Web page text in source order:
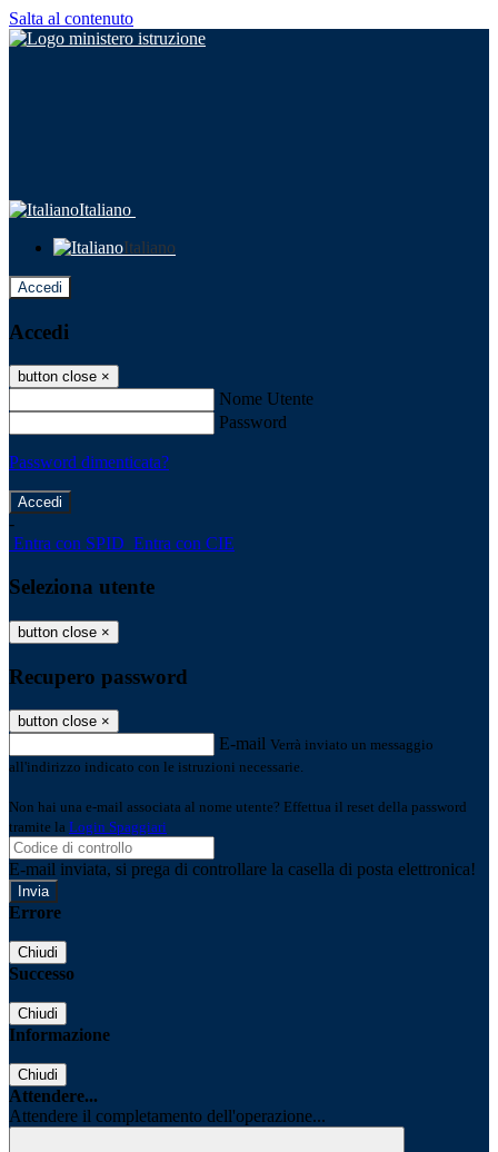
Salta al contenuto
Italiano
Italiano
Accedi
Accedi
button close ×
Nome Utente
Password
Password dimenticata?
-
Entra con SPID Entra con CIE
Seleziona utente
button close ×
Recupero password
button close ×
E-mail Verrà inviato un messaggio
all'indirizzo indicato con le istruzioni necessarie.
Non hai una e-mail associata al nome utente? Effettua il reset della password
tramite la Login Spaggiari
E-mail inviata, si prega di controllare la casella di posta elettronica!
Errore
Chiudi
Successo
Chiudi
Informazione
Chiudi
Attendere...
Attendere il completamento dell'operazione...